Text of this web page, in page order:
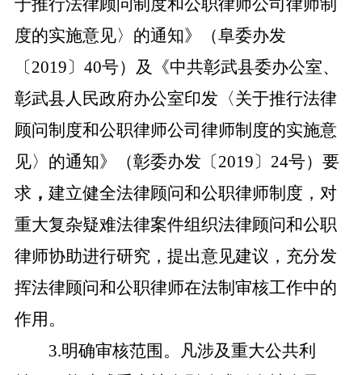
于推行法律顾问制度和公职律师公司律师制
度的实施意见〉的通知》（阜委办发
〔2019〕40号）及《中共彰武县委办公室、
彰武县人民政府办公室印发〈关于推行法律
顾问制度和公职律师公司律师制度的实施意
见〉的通知》（彰委办发〔2019〕24号）要
求 ， 建立健全法律顾问和公职律师制度，对
重大复杂疑难法律案件组织法律顾问和公职
律师协助进行研究，提出意见建议，充分发
挥法律顾问和公职律师在法制审核工作中的
作用。
3.明确审核范围。凡涉及重大公共利